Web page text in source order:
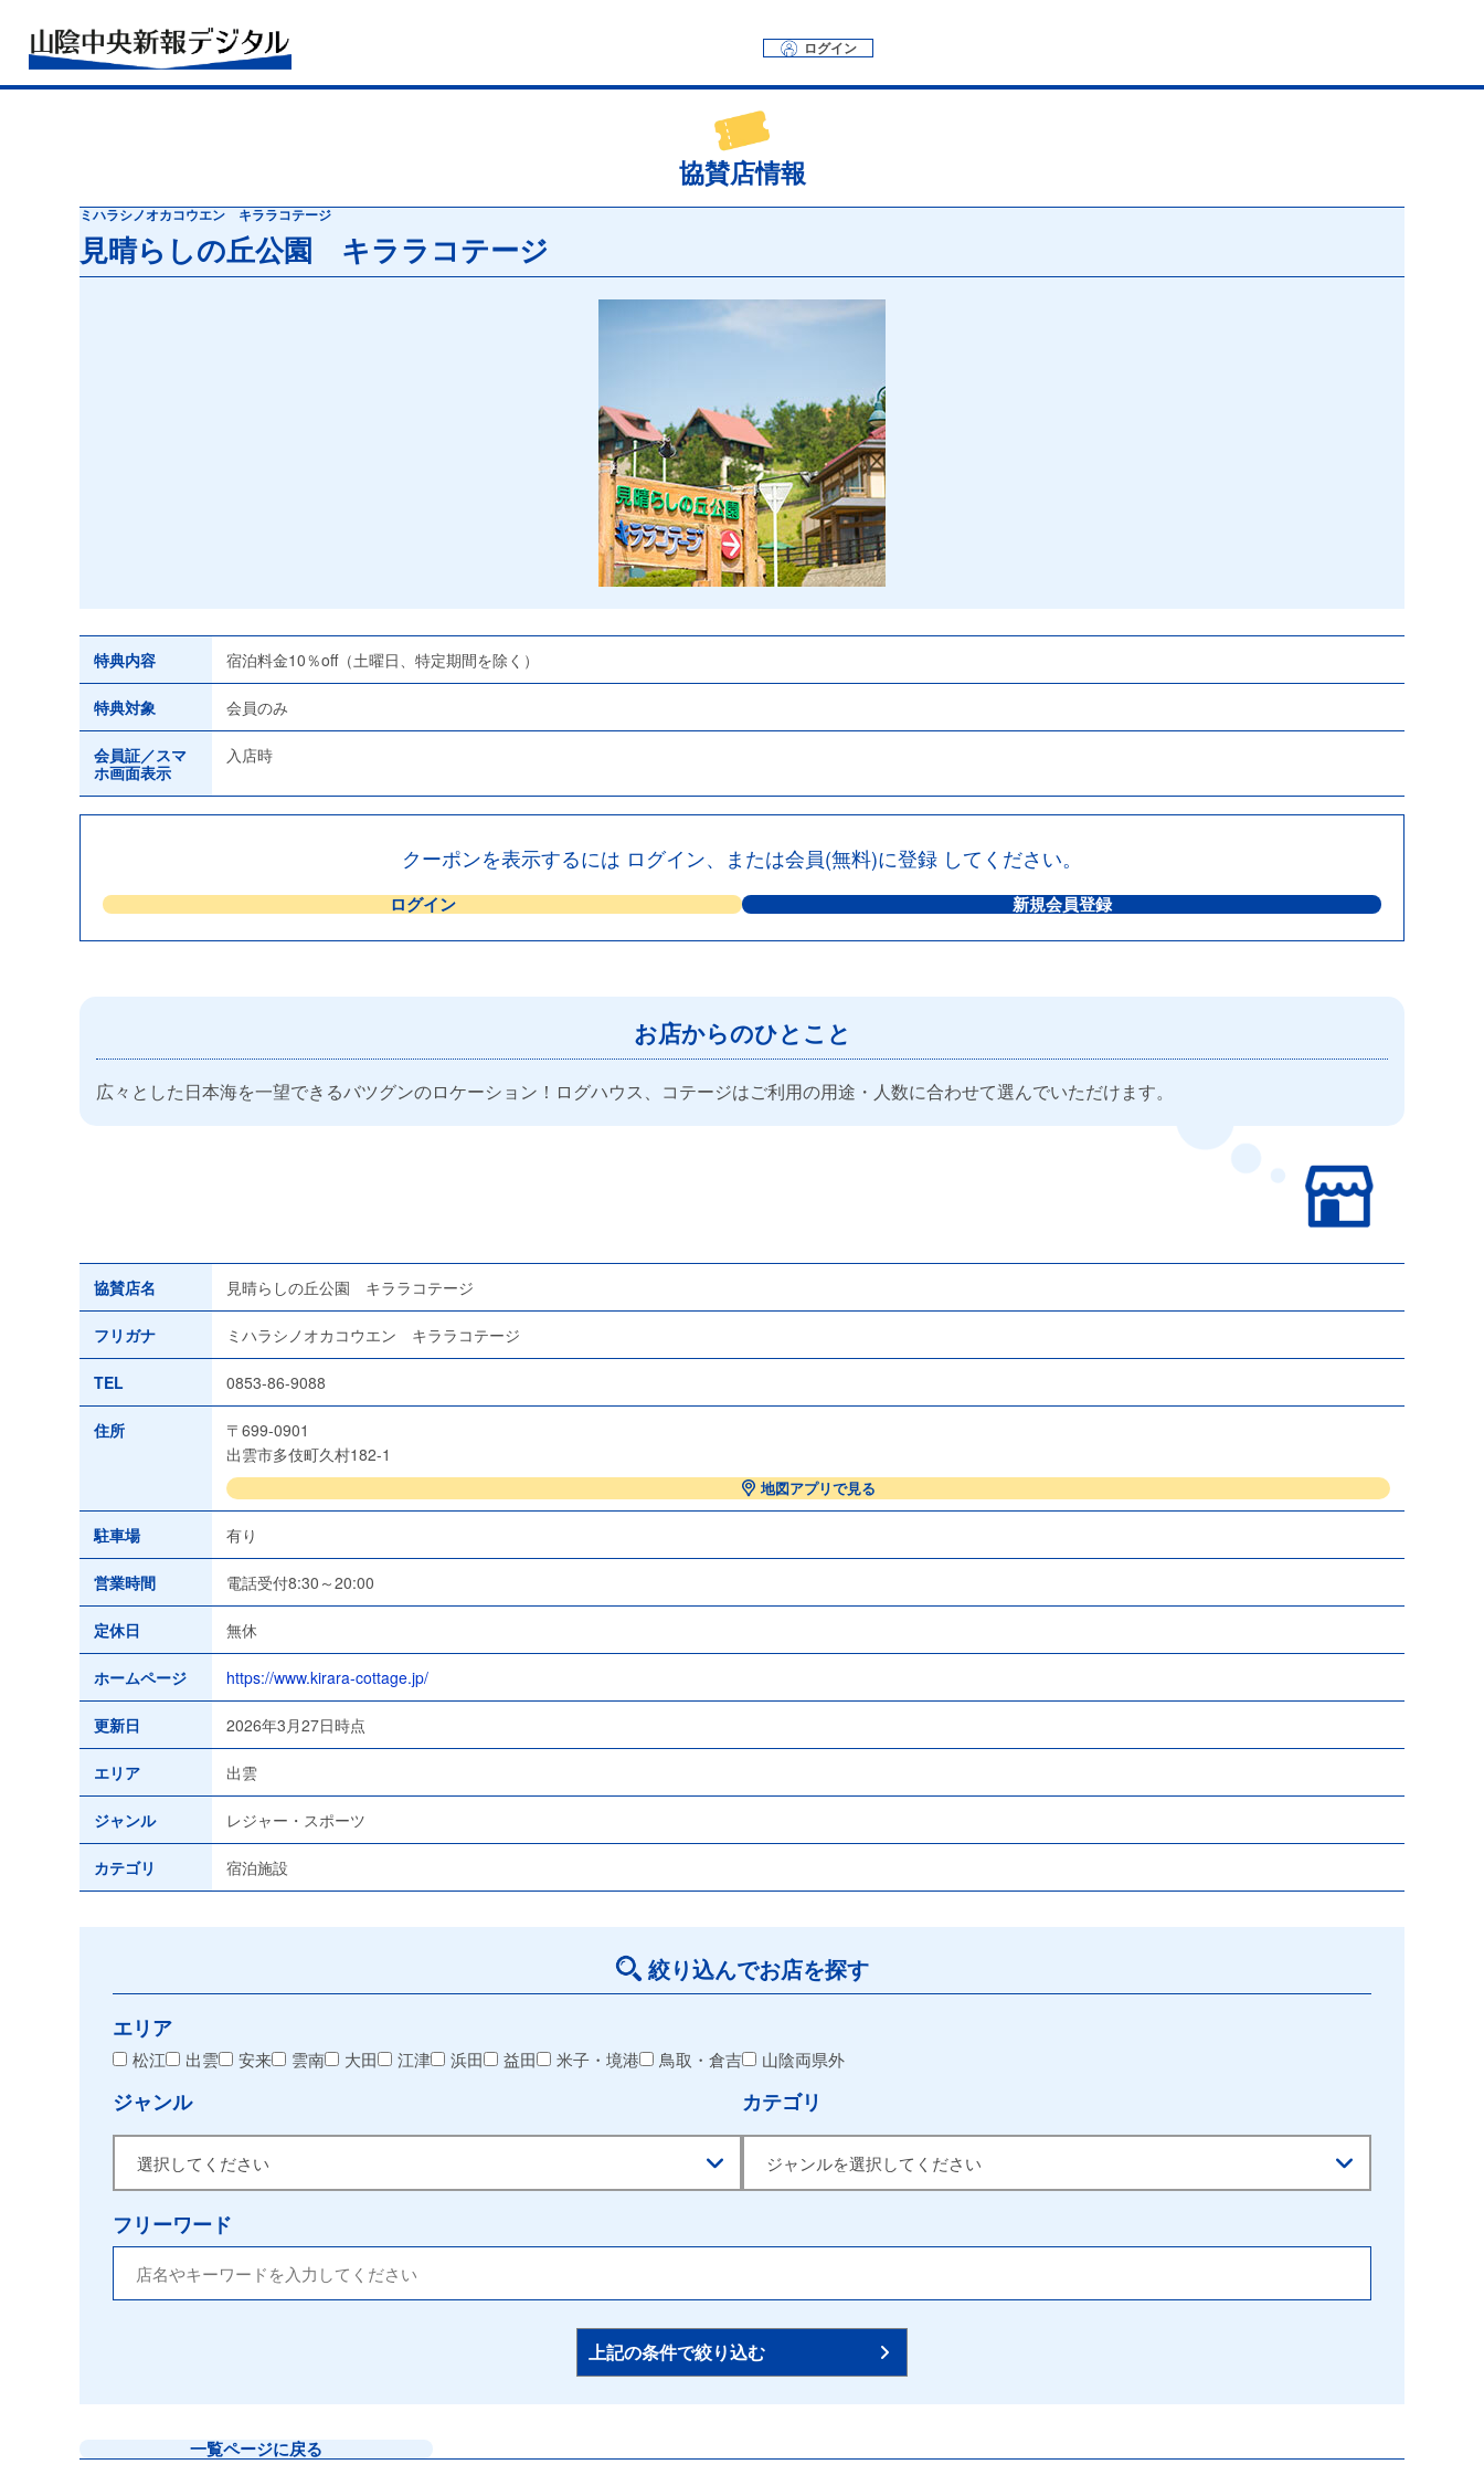
ログイン
協賛店情報
ミハラシノオカコウエン キララコテージ
見晴らしの丘公園 キララコテージ
特典内容 宿泊料金10％off（土曜日、特定期間を除く）
特典対象 会員のみ
会員証／スマ
ホ画面表示
入店時
クーポンを表示するには ログイン、または会員(無料)に登録 してください。
ログイン 新規会員登録
お店からのひとこと
広々とした日本海を一望できるバツグンのロケーション！ログハウス、コテージはご利用の用途・人数に合わせて選んでいただけます。
協賛店名 見晴らしの丘公園 キララコテージ
フリガナ ミハラシノオカコウエン キララコテージ
TEL 0853-86-9088
住所
〒699-0901
出雲市多伎町久村182-1
地図アプリで見る
駐車場 有り
営業時間 電話受付8:30～20:00
定休日 無休
ホームページ https://www.kirara-cottage.jp/
更新日 2026年3月27日時点
エリア 出雲
ジャンル レジャー・スポーツ
カテゴリ 宿泊施設
絞り込んでお店を探す
エリア
松江 出雲 安来 雲南 大田 江津 浜田 益田 米子・境港 鳥取・倉吉 山陰両県外
ジャンル カテゴリ
フリーワード
上記の条件で絞り込む
一覧ページに戻る